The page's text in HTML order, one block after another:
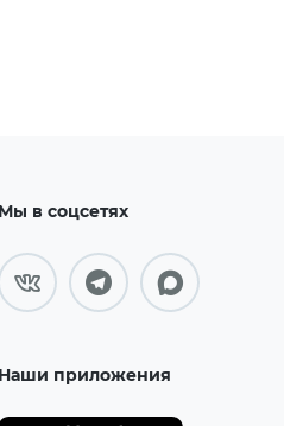
Мы в соцсетях
Наши приложения